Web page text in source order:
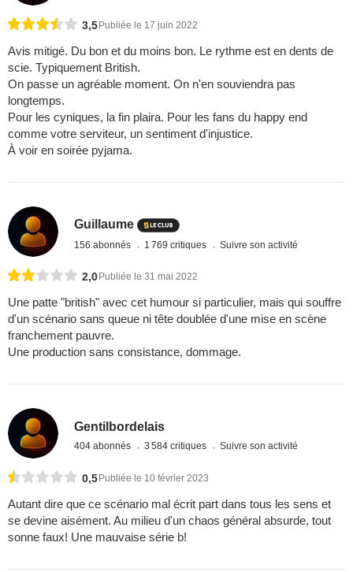
3,5 Publiée le 17 juin 2022
Avis mitigé. Du bon et du moins bon. Le rythme est en dents de
scie. Typiquement British.
On passe un agréable moment. On n'en souviendra pas
longtemps.
Pour les cyniques, la fin plaira. Pour les fans du happy end
comme votre serviteur, un sentiment d'injustice.
À voir en soirée pyjama.
Guillaume
156 abonnés 1 769 critiques Suivre son activité
2,0 Publiée le 31 mai 2022
Une patte "british" avec cet humour si particulier, mais qui souffre
d'un scénario sans queue ni tête doublée d'une mise en scène
franchement pauvre.
Une production sans consistance, dommage.
Gentilbordelais
404 abonnés 3 584 critiques Suivre son activité
0,5 Publiée le 10 février 2023
Autant dire que ce scénario mal écrit part dans tous les sens et
se devine aisément. Au milieu d'un chaos général absurde, tout
sonne faux! Une mauvaise série b!